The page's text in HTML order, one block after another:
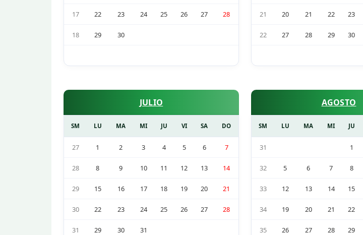
17 22 23 24 25 26 27 28
18 29 30
21 20 21 22 23
22 27 28 29 30
JULIO
SM LU MA MI JU VI SA DO
27 1 2 3 4 5 6 7
28 8 9 10 11 12 13 14
29 15 16 17 18 19 20 21
30 22 23 24 25 26 27 28
31 29 30 31
AGOSTO
SM LU MA MI JU
31 1
32 5 6 7 8
33 12 13 14 15
34 19 20 21 22
35 26 27 28 29